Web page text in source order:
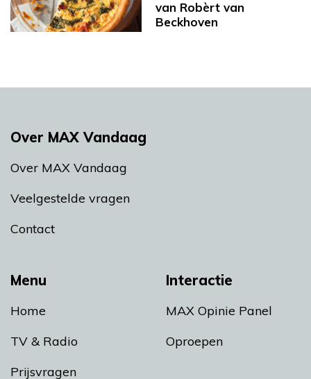
van Robèrt van
Beckhoven
Menu
Home
TV & Radio
Prijsvragen
Interactie
MAX Opinie Panel
Oproepen
Over MAX Vandaag
Over MAX Vandaag
Veelgestelde vragen
Contact